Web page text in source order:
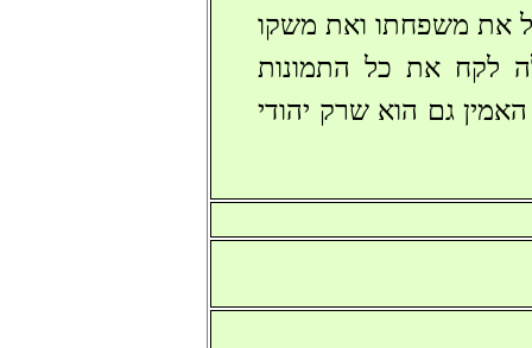
את משפחתו ואת משקו
לקח את כל התמונות
האמין גם הוא שרק יהודי